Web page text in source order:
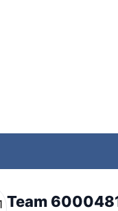
Team